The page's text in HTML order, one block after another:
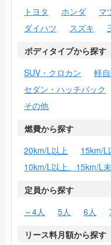
トヨタ
ホンダ マ
ダイハツ
スズキ
ボディタイプから探す
SUV・クロカン
軽
セダン・ハッチバック
その他
燃費から探す
20km/L以上
15km/L
10km/L以上、15km/L
定員から探す
～4人
5人 6人
リース料月額から探す